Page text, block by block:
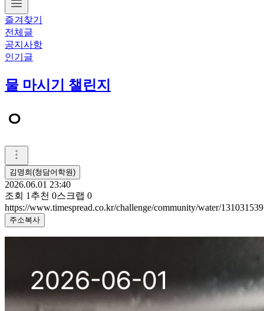
즐겨찾기
전체글
공지사항
인기글
물 마시기 챌린지
ㅇ
김명희(청담어학원)
2026.06.01 23:40
조회 1 추천 0스크랩 0
https://www.timespread.co.kr/challenge/community/water/131031539
주소복사